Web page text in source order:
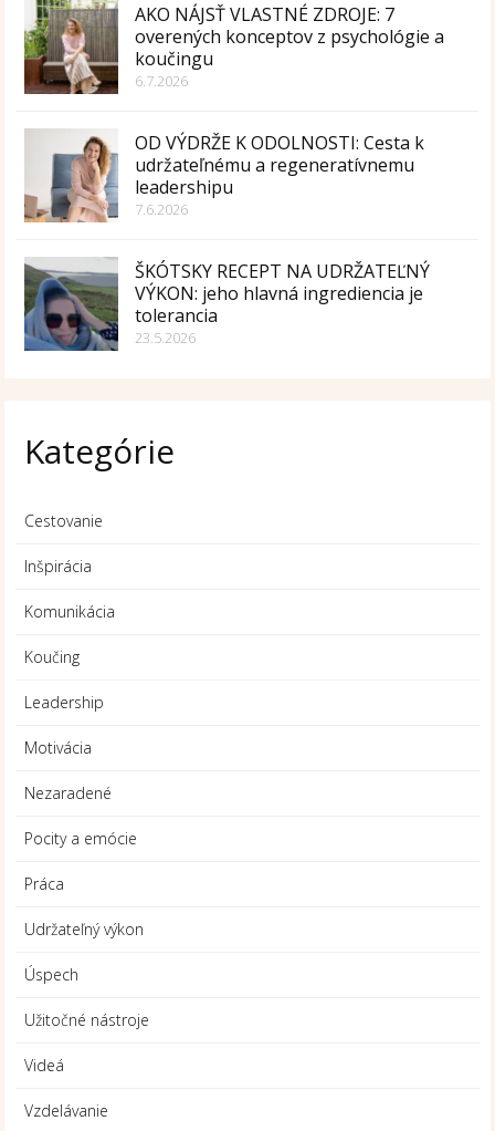
AKO NÁJSŤ VLASTNÉ ZDROJE: 7
overených konceptov z psychológie a
koučingu
6.7.2026
OD VÝDRŽE K ODOLNOSTI: Cesta k
udržateľnému a regeneratívnemu
leadershipu
7.6.2026
ŠKÓTSKY RECEPT NA UDRŽATEĽNÝ
VÝKON: jeho hlavná ingrediencia je
tolerancia
23.5.2026
Kategórie
Cestovanie
Inšpirácia
Komunikácia
Koučing
Leadership
Motivácia
Nezaradené
Pocity a emócie
Práca
Udržateľný výkon
Úspech
Užitočné nástroje
Videá
Vzdelávanie